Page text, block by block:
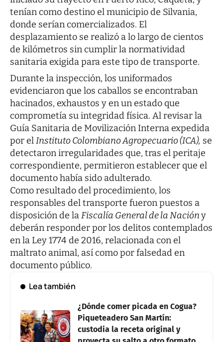
tenían como destino el municipio de Silvania,
donde serían comercializados. El
desplazamiento se realizó a lo largo de cientos
de kilómetros sin cumplir la normatividad
sanitaria exigida para este tipo de transporte.
Durante la inspección, los uniformados
evidenciaron que los caballos se encontraban
hacinados, exhaustos y en un estado que
comprometía su integridad física. Al revisar la
Guía Sanitaria de Movilización Interna expedida
por elInstituto Colombiano Agropecuario (ICA), se
detectaron irregularidades que, tras el peritaje
correspondiente, permitieron establecer que el
documento había sido adulterado.
Como resultado del procedimiento, los
responsables del transporte fueron puestos a
disposición de laFiscalía General de la Nacióny
deberán responder por los delitos contemplados
en la Ley 1774 de 2016, relacionada con el
maltrato animal, así como por falsedad en
documento público.
Lea también
¿Dónde comer picada en Cogua?
Piqueteadero San Martín:
custodia la receta original y